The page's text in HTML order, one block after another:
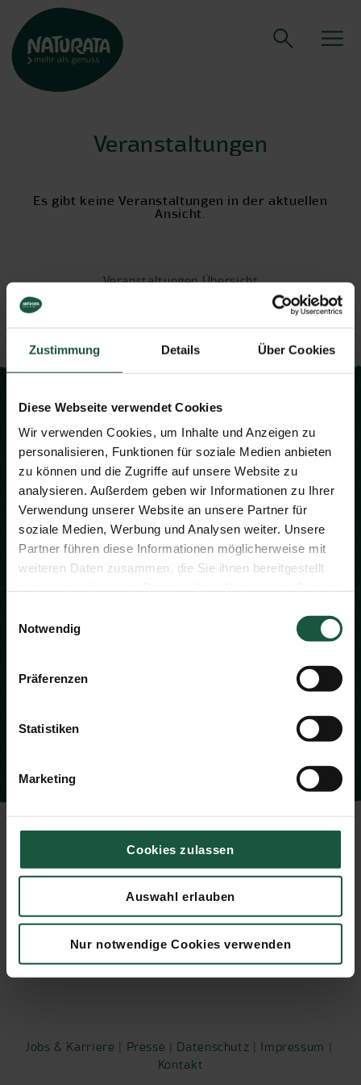
Zustimmung Details Über Cookies
Diese Webseite verwendet Cookies
Wir verwenden Cookies, um Inhalte und Anzeigen zu
personalisieren, Funktionen für soziale Medien anbieten
zu können und die Zugriffe auf unsere Website zu
analysieren. Außerdem geben wir Informationen zu Ihrer
Verwendung unserer Website an unsere Partner für
soziale Medien, Werbung und Analysen weiter. Unsere
Partner führen diese Informationen möglicherweise mit
weiteren Daten zusammen, die Sie ihnen bereitgestellt
Cookies, wenn Sie unsere Webseite weiterhin nutzen.
Notwendig
Präferenzen
Statistiken
Marketing
Cookies zulassen
Auswahl erlauben
Nur notwendige Cookies verwenden
Veranstaltungen
Es gibt keine Veranstaltungen in der aktuellen
Ansicht.
Veranstaltungen Übersicht
Newsletteranmeldung
Newsletter erfahren Sie stets Neues aus der
Naturata-Welt: zu unseren Angeboten, unseren
Produkten, zu Bio und mehr.
jedes Newsletters widerrufen.
Neues aus der Naturata-Welt entdecken:
Jobs & Karriere | Presse | Datenschutz | Impressum | ​​​​​​
Kontakt